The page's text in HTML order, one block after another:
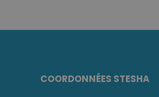
COORDONNÉES STESHA